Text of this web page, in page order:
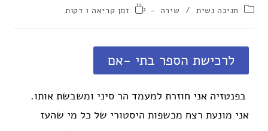
חניכה נשית / שירה זמן קריאה 1 דקות
לרכישת הספר בתי -אם
בפנטזיה אני חוזרת למעמד הר סיני ומשבשת אותו.
אני מונעת רצח מכשפות היסטורי של כל מי שהעז